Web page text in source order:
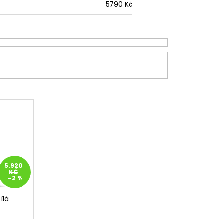
5790 Kč
5.920
KČ
–2 %